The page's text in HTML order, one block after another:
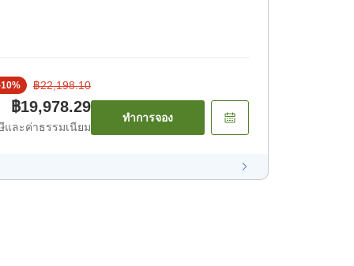
10% ฿22,198.10
฿19,978.29
และค่าธรรมเนียม
ทำการจอง